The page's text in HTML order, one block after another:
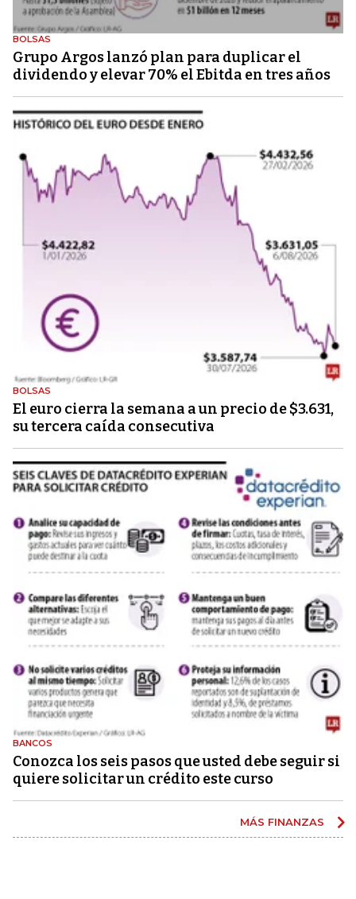
BOLSAS
Grupo Argos lanzó plan para duplicar el
dividendo y elevar 70% el Ebitda en tres años
BOLSAS
El euro cierra la semana a un precio de $3.631,
su tercera caída consecutiva
BANCOS
Conozca los seis pasos que usted debe seguir si
quiere solicitar un crédito este curso
MÁS FINANZAS